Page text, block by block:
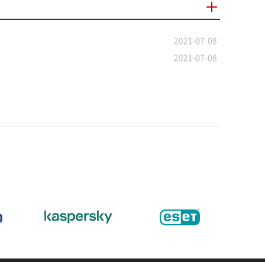
2021-07-08
2021-07-08